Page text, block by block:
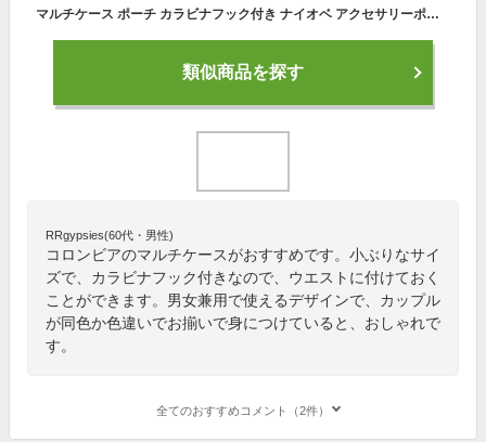
マルチケース ポーチ カラビナフック付き ナイオベ アクセサリーポーチ マルチポーチ ミニバッグ スマホケース 携帯 コンパクト 男女兼用 メンズ レディース ユニセックス 登山 ハイキング アウトドア キャンプ 旅行 小型 iPhone Android ブランド Columbia コロンビア 新作
類似商品を探す
RRgypsies(60代・男性)
コロンビアのマルチケースがおすすめです。小ぶりなサイ
ズで、カラビナフック付きなので、ウエストに付けておく
ことができます。男女兼用で使えるデザインで、カップル
が同色か色違いでお揃いで身につけていると、おしゃれで
す。
全てのおすすめコメント（2件）